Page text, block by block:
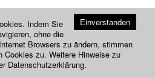
Einverstanden
Indem Sie
ohne die
Browsers zu ändern, stimmen
Cookies zu. Weitere Hinweise zu
Datenschutzerklärung.